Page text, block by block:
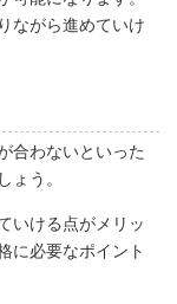
ながら進めていけ
合わないといった
ょう。
いける点がメリッ
に必要なポイント